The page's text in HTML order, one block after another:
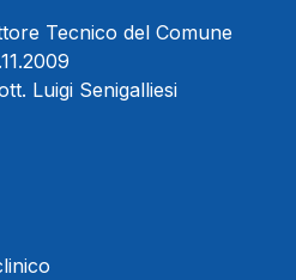
Tecnico del Comune
Luigi Senigalliesi